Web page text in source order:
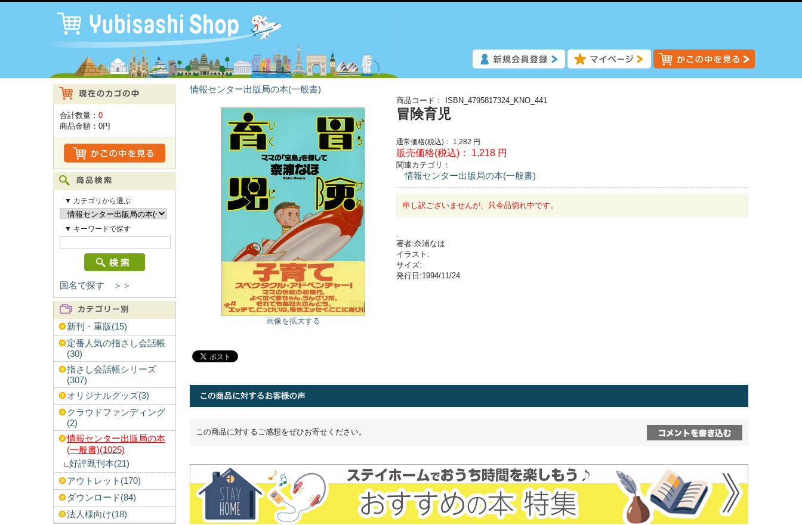
合計数量： 0
商品金額： 0円
▼ カテゴリから選ぶ
▼ キーワードで探す
国名で探す ＞＞
新刊・重版(15)
定番人気の指さし会話帳
(30)
指さし会話帳シリーズ
(307)
オリジナルグッズ(3)
クラウドファンディング
(2)
情報センター出版局の本
(一般書)(1025)
好評既刊本(21)
アウトレット(170)
ダウンロード(84)
法人様向け(18)
情報センター出版局の本(一般書)
画像を拡大する
商品コード： ISBN_4795817324_KNO_441
冒険育児
通常価格(税込)： 1,282 円
販売価格(税込)： 1,218 円
関連カテゴリ：
情報センター出版局の本(一般書)
申し訳ございませんが、只今品切れ中です。
.
著者:奈浦なほ
イラスト:
サイズ:
発行日:1994/11/24
この商品に対するご感想をぜひお寄せください。